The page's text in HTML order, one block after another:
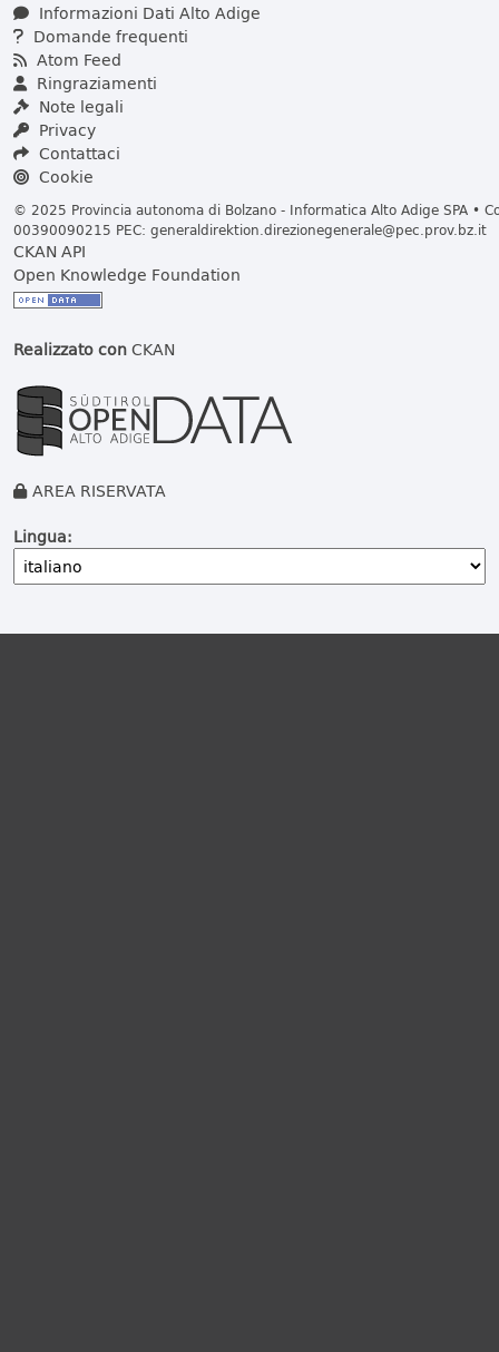
Informazioni Dati Alto Adige
Domande frequenti
Atom Feed
Ringraziamenti
Note legali
Privacy
Contattaci
Cookie
© 2025 Provincia autonoma di Bolzano - Informatica Alto Adige SPA •
00390090215 PEC: generaldirektion.direzionegenerale@pec.prov.bz.it
CKAN API
Open Knowledge Foundation
Realizzato conCKAN
AREA RISERVATA
Lingua